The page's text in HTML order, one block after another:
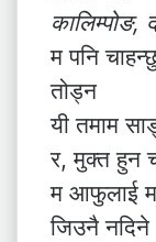
कालिम्पोङ,
म पनि
तोड्न
यी तमाम
र, मुक्त हुन
म आफुलाई
जिउनै नदिने